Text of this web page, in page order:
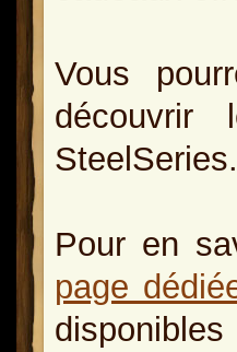
Vous
découvrir
SteelSeries.
Pour en
page